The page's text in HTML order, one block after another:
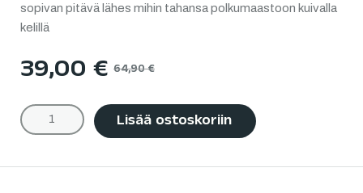
sopivan pitävä lähes mihin tahansa polkumaastoon kuivalla
kelillä
39,00 € 64,90€
Lisää ostoskoriin